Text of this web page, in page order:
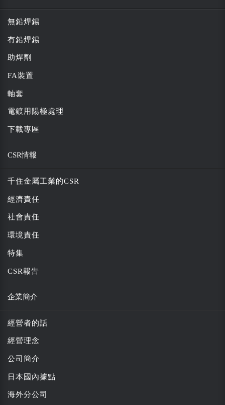
無鉛焊錫
有鉛焊錫
助焊劑
FA裝置
軸套
電鍍用陽極處理
下載專區
CSR情報
千住金屬工業的CSR
經濟責任
社會責任
環境責任
特集
CSR報告
企業簡介
經營者的話
經營理念
公司簡介
日本國內據點
海外分公司